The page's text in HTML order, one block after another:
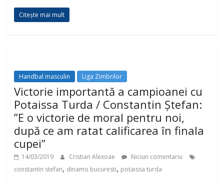
Citește mai mult
Handbal masculin Liga Zimbrilor
Victorie importantă a campioanei cu
Potaissa Turda / Constantin Ștefan:
”E o victorie de moral pentru noi,
după ce am ratat calificarea în finala
cupei”
14/03/2019 Cristian Alexoae
Niciun comentariu
constantin stefan, dinamo bucuresti, potaissa turda